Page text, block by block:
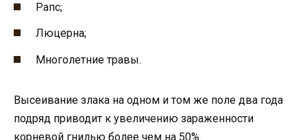
Рапс;
Люцерна;
Многолетние травы.
Высеивание злака на одном и том же поле два года
подряд приводит к увеличению зараженности
корневой гнилью более чем на 50%.